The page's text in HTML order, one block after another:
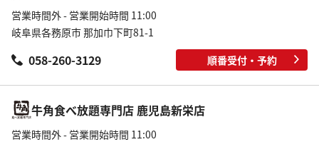
営業時間外 - 営業開始時間 11:00
岐阜県各務原市 那加巾下町81-1
058-260-3129 順番受付・予約
牛角食べ放題専門店 鹿児島新栄店
営業時間外 - 営業開始時間 11:00